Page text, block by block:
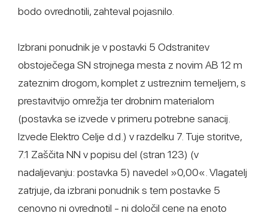
bodo ovrednotili, zahteval pojasnilo.
Izbrani ponudnik je v postavki 5 Odstranitev
obstoječega SN strojnega mesta z novim AB 12 m
zateznim drogom, komplet z ustreznim temeljem, s
prestavitvijo omrežja ter drobnim materialom
(postavka se izvede v primeru potrebne sanacij.
Izvede Elektro Celje d.d.) v razdelku 7. Tuje storitve,
7.1 Zaščita NN v popisu del (stran 123) (v
nadaljevanju: postavka 5) navedel »0,00«. Vlagatelj
zatrjuje, da izbrani ponudnik s tem postavke 5
cenovno ni ovrednotil - ni določil cene na enoto